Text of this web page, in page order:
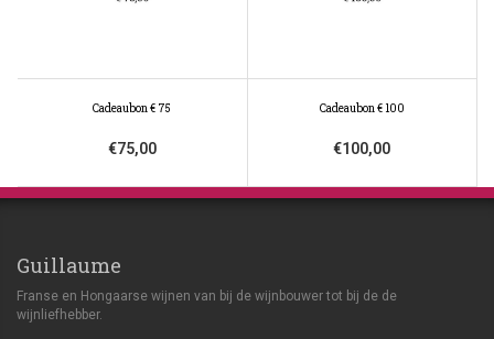
Cadeaubon € 75
€75,00
Cadeaubon € 100
€100,00
Guillaume
Franse en Hongaarse wijnen van bij de wijnbouwer tot bij de de
wijnliefhebber.